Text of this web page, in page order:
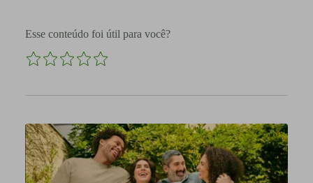
Esse conteúdo foi útil para você?